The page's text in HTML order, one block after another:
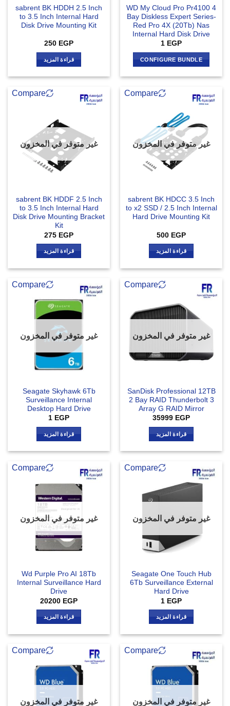
WD My Cloud Pro Pr4100 4
Bay Diskless Expert Series-
Red Pro 4X (20Tb) Nas
Internal Hard Disk Drive
1 EGP
CONFIGURE BUNDLE
sabrent BK HDDH 2.5 Inch
to 3.5 Inch Internal Hard
Disk Drive Mounting Kit
250 EGP
قراءة المزيد
Compare
غير متوفر في المخزون
sabrent BK HDCC 3.5 Inch
to x2 SSD / 2.5 Inch Internal
Hard Drive Mounting Kit
500 EGP
قراءة المزيد
Compare
غير متوفر في المخزون
sabrent BK HDDF 2.5 Inch
to 3.5 Inch Internal Hard
Disk Drive Mounting Bracket
Kit
275 EGP
قراءة المزيد
Compare
غير متوفر في المخزون
SanDisk Professional 12TB
2 Bay RAID Thunderbolt 3
Array G RAID Mirror
35999 EGP
قراءة المزيد
Compare
غير متوفر في المخزون
Seagate Skyhawk 6Tb
Surveillance Internal
Desktop Hard Drive
1 EGP
قراءة المزيد
Compare
غير متوفر في المخزون
Seagate One Touch Hub
6Tb Surveillance External
Hard Drive
1 EGP
قراءة المزيد
Compare
غير متوفر في المخزون
Wd Purple Pro AI 18Tb
Internal Surveillance Hard
Drive
20200 EGP
قراءة المزيد
Compare
غير متوفر في المخزون
Compare
غير متوفر في المخزون